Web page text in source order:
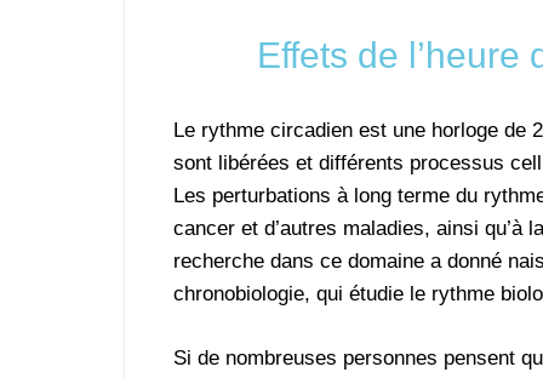
Effets de l’heure
Le rythme circadien est une horloge de
sont libérées et différents processus
Les perturbations à long terme du
cancer et d’autres maladies, ainsi qu’à
recherche dans ce domaine a donné
chronobiologie, qui étudie le rythme
Si de nombreuses personnes pensent